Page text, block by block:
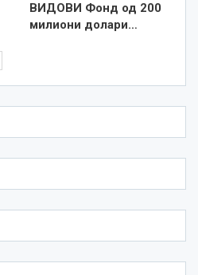
ВИДОВИ Фонд од 200
милиони долари…